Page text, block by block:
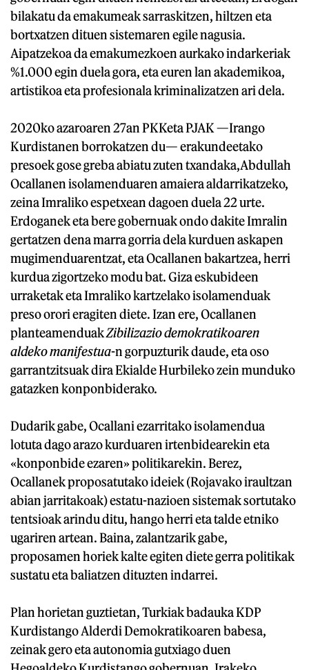
bilakatu da emakumeak sarraskitzen, hiltzen eta
bortxatzen dituen sistemaren egile nagusia.
Aipatzekoa da emakumezkoen aurkako indarkeriak
%1.000 egin duela gora, eta euren lan akademikoa,
artistikoa eta profesionala kriminalizatzen ari dela.
2020ko azaroaren 27an PKKeta PJAK —Irango
Kurdistanen borrokatzen du— erakundeetako
presoek gose greba abiatu zuten txandaka,Abdullah
Ocallanen isolamenduaren amaiera aldarrikatzeko,
zeina Imraliko espetxean dagoen duela 22 urte.
Erdoganek eta bere gobernuak ondo dakite Imralin
gertatzen dena marra gorria dela kurduen askapen
mugimenduarentzat, eta Ocallanen bakartzea, herri
kurdua zigortzeko modu bat. Giza eskubideen
urraketak eta Imraliko kartzelako isolamenduak
preso orori eragiten diete. Izan ere, Ocallanen
planteamenduakZibilizazio demokratikoaren
aldeko manifestua-n gorpuzturik daude, eta oso
garrantzitsuak dira Ekialde Hurbileko zein munduko
gatazken konponbiderako.
Dudarik gabe, Ocallani ezarritako isolamendua
lotuta dago arazo kurduaren irtenbidearekin eta
«konponbide ezaren» politikarekin. Berez,
Ocallanek proposatutako ideiek (Rojavako iraultzan
abian jarritakoak) estatu-nazioen sistemak sortutako
tentsioak arindu ditu, hango herri eta talde etniko
ugariren artean. Baina, zalantzarik gabe,
proposamen horiek kalte egiten diete gerra politikak
sustatu eta baliatzen dituzten indarrei.
Plan horietan guztietan, Turkiak badauka KDP
Kurdistango Alderdi Demokratikoaren babesa,
zeinak gero eta autonomia gutxiago duen